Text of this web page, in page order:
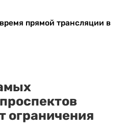
прямой трансляции в
ограничения